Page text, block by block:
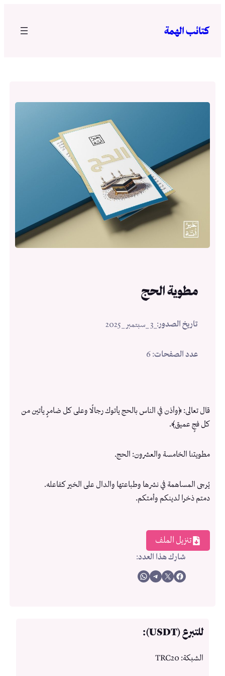
المحتوى
كتائب الهمة
مطوية الحج
تاريخ الصدور:
عدد الصفحات: 6
قال تعالى: ﴿وأذن في الناس بالحج يأتوك رجالًا وعلى كل ضامرٍ يأتين من
كل فجٍ عميق﴾.
مطويتنا الخامسة والعشرون: الحج.
يُرجى المساهمة في نشرها وطباعتها والدال على الخير كفاعله.
دمتم ذخرا لدينكم وأمتكم.
تنزيل الملف
شارك هذا العدد:
Share on Facebook
Share on X
Share on Telegram
Share on WhatsApp
للتبرع (USDT):
الشبكة: TRC20